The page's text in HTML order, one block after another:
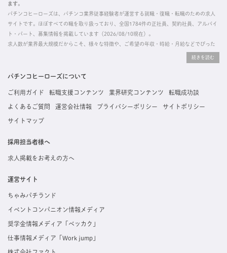
ます。
パチンコヒーローズは、パチンコ業界従事経験者が運営する就職・復職・転職のための求人
サイトです。ほぼすべての職を取り扱っており、全国1784件の正社員、契約社員、アルバイ
ト・パート、募集情報を掲載しています（2026/08/10現在）。
求人数が業界最大規模だからこそ、様々な特徴や、ご希望の年収・時給・月給などでぴった
掲載している求人は、すべて契約法人様から寄せられた正規の求人情報です。応募いただい
た内容はすぐに直接事業所に届くためスムーズに転職・復職できます。
パチンコヒーローズについて
ご利用ガイド 転職支援コンテンツ 業界研究コンテンツ 転職成功談
よくあるご質問 運営会社情報 プライバシーポリシー サイトポリシー
サイトマップ
採用担当者様へ
求人掲載をお考えの方へ
運営サイト
ちゃみパチランド
イベントコンパニオン情報メディア
奨学金情報メディア「ベッカク」
仕事情報メディア「Work jump」